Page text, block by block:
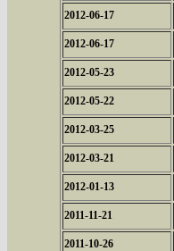
2012-06-17
2012-06-17
2012-05-23
2012-05-22
2012-03-25
2012-03-21
2012-01-13
2011-11-21
2011-10-26